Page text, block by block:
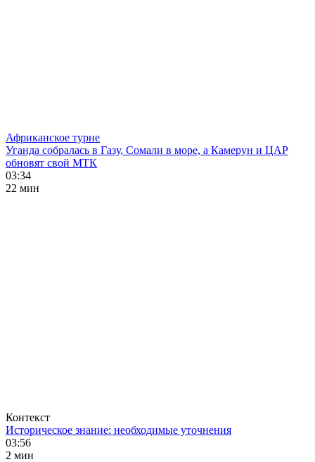
Африканское турне
Уганда собралась в Газу, Сомали в море, а Камерун и ЦАР
обновят свой МТК
03:34
22 мин
Контекст
Историческое знание: необходимые уточнения
03:56
2 мин